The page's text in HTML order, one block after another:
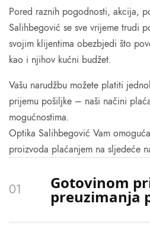
Pored raznih pogodnosti, akcija,
Salihbegović se sve vrijeme trudi
svojim klijentima obezbjedi što
kao i njihov kućni budžet.
Vašu narudžbu možete platiti
prijemu pošiljke – naši načini
mogućnostima.
Optika Salihbegović Vam
proizvoda plaćanjem na sljedeće
Gotovinom
preuzimanja